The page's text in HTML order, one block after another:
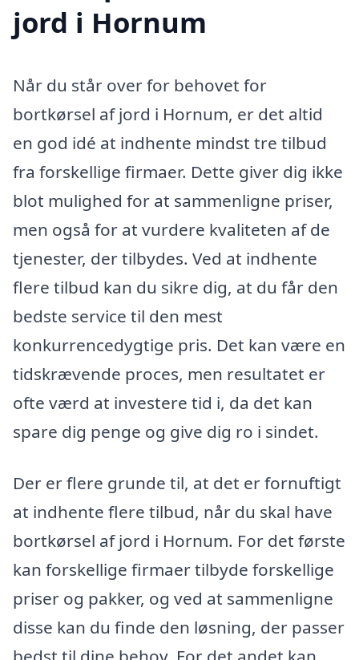
jord i Hornum
Når du står over for behovet for
bortkørsel af jord i Hornum, er det altid
en god idé at indhente mindst tre tilbud
fra forskellige firmaer. Dette giver dig ikke
blot mulighed for at sammenligne priser,
men også for at vurdere kvaliteten af de
tjenester, der tilbydes. Ved at indhente
flere tilbud kan du sikre dig, at du får den
bedste service til den mest
konkurrencedygtige pris. Det kan være en
tidskrævende proces, men resultatet er
ofte værd at investere tid i, da det kan
spare dig penge og give dig ro i sindet.
Der er flere grunde til, at det er fornuftigt
at indhente flere tilbud, når du skal have
bortkørsel af jord i Hornum. For det første
kan forskellige firmaer tilbyde forskellige
priser og pakker, og ved at sammenligne
disse kan du finde den løsning, der passer